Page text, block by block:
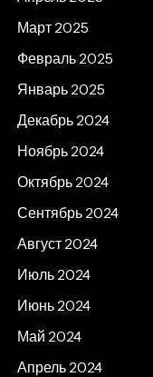
Март 2025
Февраль 2025
Январь 2025
Декабрь 2024
Ноябрь 2024
Октябрь 2024
Сентябрь 2024
Август 2024
Июль 2024
Июнь 2024
Май 2024
Апрель 2024